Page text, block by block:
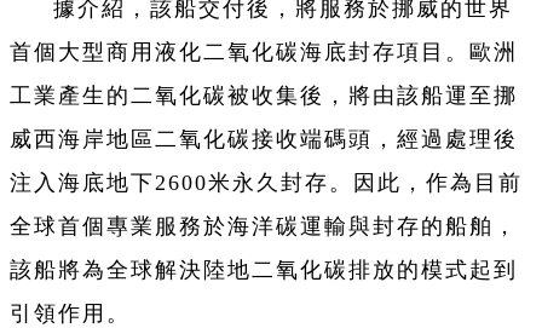
據介紹，該船交付後，將服務於挪威的世界
首個大型商用液化二氧化碳海底封存項目。歐洲
工業產生的二氧化碳被收集後，將由該船運至挪
威西海岸地區二氧化碳接收端碼頭，經過處理後
注入海底地下2600米永久封存。因此，作為目前
全球首個專業服務於海洋碳運輸與封存的船舶，
該船將為全球解決陸地二氧化碳排放的模式起到
引領作用。